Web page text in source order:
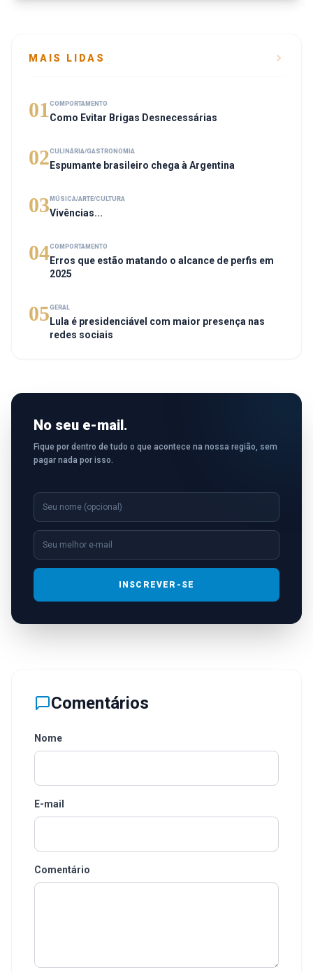
MAIS LIDAS
01 COMPORTAMENTO
Como Evitar Brigas Desnecessárias
02CULINÁRIA/GASTRONOMIA
Espumante brasileiro chega à Argentina
03 MÚSICA/ARTE/CULTURA
Vivências...
04COMPORTAMENTO
Erros que estão matando o alcance de perfis em
2025
05GERAL
Lula é presidenciável com maior presença nas
redes sociais
No seu e-mail.
Fique por dentro de tudo o que acontece na nossa região, sem
pagar nada por isso.
INSCREVER-SE
Comentários
Nome
E-mail
Comentário